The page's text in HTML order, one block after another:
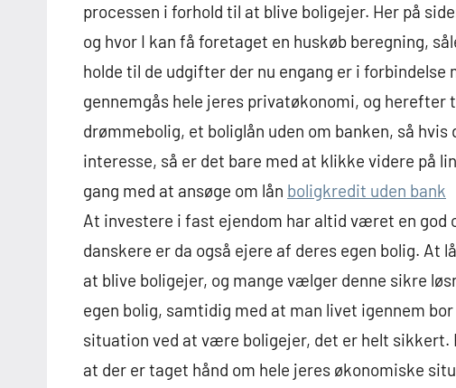
processen i forhold til at blive boligejer. Her på
og hvor I kan få foretaget en huskøb beregning,
holde til de udgifter der nu engang er i
gennemgås hele jeres privatøkonomi, og
drømmebolig, et boliglån uden om banken, så
interesse, så er det bare med at klikke videre på
gang med at ansøge om lån boligkredit uden bank
At investere i fast ejendom har altid været en god
danskere er da også ejere af deres egen bolig. At
at blive boligejer, og mange vælger denne sikre
egen bolig, samtidig med at man livet igennem
situation ved at være boligejer, det er helt
at der er taget hånd om hele jeres økonomiske